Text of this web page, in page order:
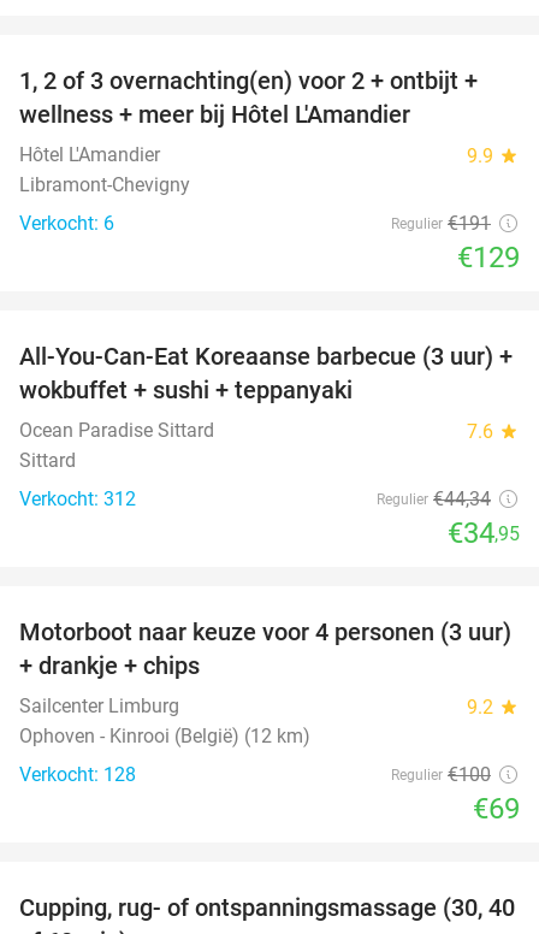
32%
TODAY
1, 2 of 3 overnachting(en) voor 2 + ontbijt +
wellness + meer bij Hôtel L'Amandier
Hôtel L'Amandier 9.9 star
Libramont-Chevigny
Verkocht: 6
Regulier €191
€129
21%
All-You-Can-Eat Koreaanse barbecue (3 uur) +
wokbuffet + sushi + teppanyaki
Ocean Paradise Sittard 7.6 star
Sittard
Verkocht: 312
Regulier €44,34
€34,95
31%
Motorboot naar keuze voor 4 personen (3 uur)
+ drankje + chips
Sailcenter Limburg 9.2 star
Ophoven - Kinrooi (België) (12 km)
Verkocht: 128
Regulier €100
€69
60%
Cupping, rug- of ontspanningsmassage (30, 40